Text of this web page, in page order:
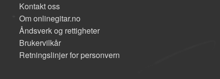
Kontakt oss
Om onlinegitar.no
Åndsverk og rettigheter
Brukervilkår
Retningslinjer for personvern